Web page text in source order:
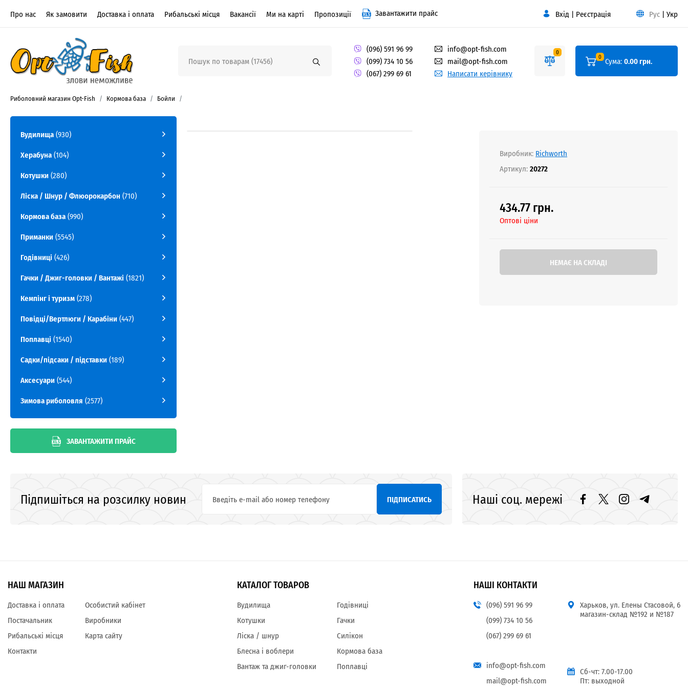
Про нас Як замовити Доставка і оплата Рибальські місця Вакансії Ми на карті Пропозиції Завантажити прайс Вхід | Реєстрація Рус | Укр
(096) 591 96 99
(099) 734 10 56
(067) 299 69 61
info@opt-fish.com
mail@opt-fish.com
Написати керівнику
0
0 Сума:0.00 грн.
Риболовний магазин Opt-Fish Кормова база Бойли
Виробник: Richworth
Артикул:20272
434.77 грн.
Оптові ціни
НЕМАЄ НА СКЛАДІ
Вудилища(930)
Херабуна(104)
Котушки(280)
Ліска / Шнур / Флюорокарбон(710)
Кормова база(990)
Приманки(5545)
Годівниці (426)
Гачки / Джиг-головки / Вантажі (1821)
Кемпінг і туризм(278)
Повідці/Вертлюги / Карабіни(447)
Поплавці (1540)
Садки/підсаки / підставки(189)
Аксесуари(544)
Зимова риболовля (2577)
ЗАВАНТАЖИТИ ПРАЙС
Підпишіться на розсилку новин ПІДПИСАТИСЬ Наші соц. мережі
НАШ МАГАЗИН
Доставка і оплата
Постачальник
Рибальські місця
Контакти
Особистий кабінет
Виробники
Карта сайту
КАТАЛОГ ТОВАРОВ
Вудилища
Котушки
Ліска / шнур
Блесна і воблери
Вантаж та джиг-головки
Годівниці
Гачки
Силікон
Кормова база
Поплавці
НАШІ КОНТАКТИ
(096) 591 96 99
(099) 734 10 56
(067) 299 69 61
info@opt-fish.com
mail@opt-fish.com
Харьков, ул. Елены Стасовой, 6
магазин-склад №192 и №187
Сб-чт: 7.00-17.00
Пт: выходной